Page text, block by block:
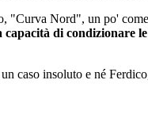
Nord", un po'
di condizionare
caso insoluto e né